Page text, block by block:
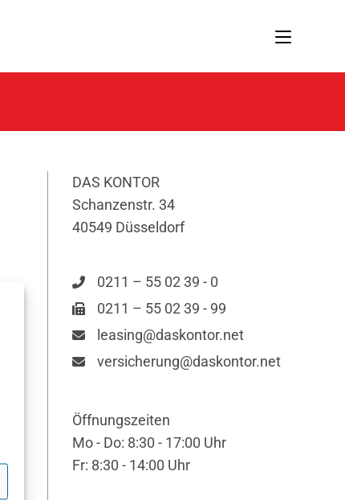
DAS KONTOR
Schanzenstr. 34
40549 Düsseldorf
0211 – 55 02 39 - 0
0211 – 55 02 39 - 99
leasing@daskontor.net
versicherung@daskontor.net
Öffnungszeiten
Mo - Do: 8:30 - 17:00 Uhr
Fr: 8:30 - 14:00 Uhr